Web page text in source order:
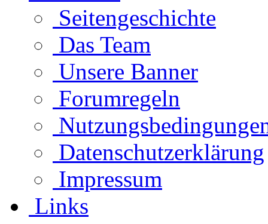
Seitengeschichte
Das Team
Unsere Banner
Forumregeln
Datenschutzerklärung
Impressum
Links